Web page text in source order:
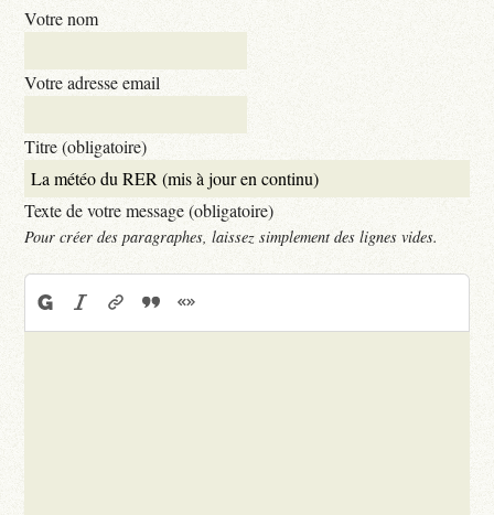
Votre nom
Votre adresse email
Titre (obligatoire)
Texte de votre message (obligatoire)
Pour créer des paragraphes, laissez simplement des lignes vides.